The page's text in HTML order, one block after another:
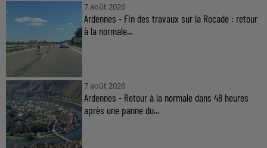
7 août 2026
Ardennes - Fin des travaux sur la Rocade : retour
à la normale...
7 août 2026
Ardennes - Retour à la normale dans 48 heures
après une panne du...